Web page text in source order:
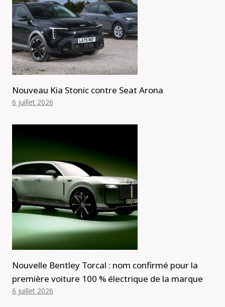
Nouveau Kia Stonic contre Seat Arona
6 juillet 2026
Nouvelle Bentley Torcal : nom confirmé pour la
première voiture 100 % électrique de la marque
6 juillet 2026